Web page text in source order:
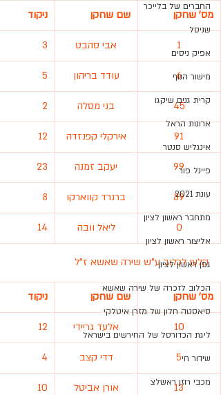
החברים של בלייכר
שניסל
אפיק ניסים
מישור הנוף
קרית גנים שיקגו
ארונות הראל
אינגליש סנטר
פיינל פור
עונת 2021
מתחבר ראשון לציון
אליצור ראשון לציון
גפן ראשון לציון
הכלוב לזכרה של שירה שאשא
סיאסטה חלון של מזרן איטלקי
ליגת הכדורסל של החירשים בישראל
שידור חי
מכבי רוזן ראשלצ
מס' שחקן שם שחקן ניקוד
1 אבי סהבט 3
6 עודד בריהון 5
45 בני מסלה 2
91 אירקלי קפנזדה 12
99 יעקב זמנה 23
89 ברנרד קווארקו 8
0 ליאל וובה 14
קלעו לכלוב ע"ש שירה שאשא ז"ל
מס' שחקן שם שחקן ניקוד
10 אלעד גריידי 12
5 דדי קצב 4
13 אורן אביטל 10